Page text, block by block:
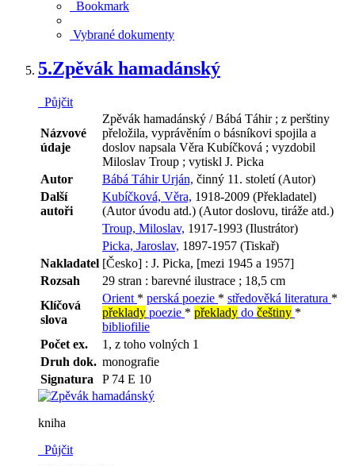
Bookmark
Vybrané dokumenty
5.Zpěvák hamadánský
Půjčit
Názvové
údaje
Zpěvák hamadánský / Bábá Táhir ; z perštiny
přeložila, vyprávěním o básníkovi spojila a
doslov napsala Věra Kubíčková ; vyzdobil
Miloslav Troup ; vytiskl J. Picka
Autor
Bábá Táhir Urján, činný 11. století (Autor)
Další
autoři
Kubíčková, Věra, 1918-2009 (Překladatel)
(Autor úvodu atd.) (Autor doslovu, tiráže atd.)
Troup, Miloslav, 1917-1993 (Ilustrátor)
Picka, Jaroslav, 1897-1957 (Tiskař)
Nakladatel [Česko] : J. Picka, [mezi 1945 a 1957]
Rozsah
29 stran : barevné ilustrace ; 18,5 cm
Klíčová
slova
Orient * perská poezie * středověká literatura *
překlady poezie * překlady do češtiny *
bibliofilie
Počet ex.
1, z toho volných 1
Druh dok. monografie
Signatura
P 74 E 10
kniha
Půjčit